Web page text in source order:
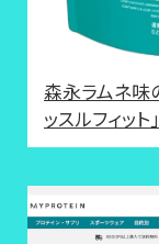
森永ラムネ味
ッスルフィット